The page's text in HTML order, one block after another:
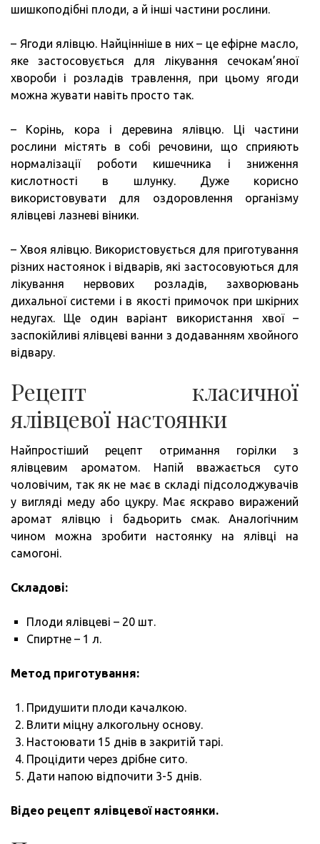
шишкоподібні плоди, а й інші частини рослини.
– Ягоди ялівцю. Найцінніше в них – це ефірне масло,
яке застосовується для лікування сечокам’яної
хвороби і розладів травлення, при цьому ягоди
можна жувати навіть просто так.
– Корінь, кора і деревина ялівцю. Ці частини
рослини містять в собі речовини, що сприяють
нормалізації роботи кишечника і зниження
кислотності в шлунку. Дуже корисно
використовувати для оздоровлення організму
ялівцеві лазневі віники.
– Хвоя ялівцю. Використовується для приготування
різних настоянок і відварів, які застосовуються для
лікування нервових розладів, захворювань
дихальної системи і в якості примочок при шкірних
недугах. Ще один варіант використання хвої –
заспокійливі ялівцеві ванни з додаванням хвойного
відвару.
Рецепт класичної
ялівцевої настоянки
Найпростіший рецепт отримання горілки з
ялівцевим ароматом. Напій вважається суто
чоловічим, так як не має в складі підсолоджувачів
у вигляді меду або цукру. Має яскраво виражений
аромат ялівцю і бадьорить смак. Аналогічним
чином можна зробити настоянку на ялівці на
самогоні.
Складові:
Плоди ялівцеві – 20 шт.
Спиртне – 1 л.
Метод приготування:
Придушити плоди качалкою.
Влити міцну алкогольну основу.
Настоювати 15 днів в закритій тарі.
Процідити через дрібне сито.
Дати напою відпочити 3-5 днів.
Відео рецепт ялівцевої настоянки.